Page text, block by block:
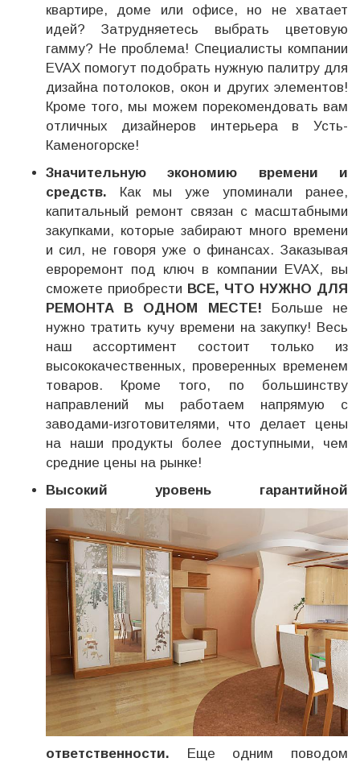
квартире, доме или офисе, но не хватает
идей? Затрудняетесь выбрать цветовую
гамму? Не проблема! Специалисты компании
EVAX помогут подобрать нужную палитру для
дизайна потолоков, окон и других элементов!
Кроме того, мы можем порекомендовать вам
отличных дизайнеров интерьера в Усть-
Каменогорске!
Значительную экономию времени и
средств. Как мы уже упоминали ранее,
капитальный ремонт связан с масштабными
закупками, которые забирают много времени
и сил, не говоря уже о финансах. Заказывая
евроремонт под ключ в компании EVAX, вы
сможете приобрести ВСЕ, ЧТО НУЖНО ДЛЯ
РЕМОНТА В ОДНОМ МЕСТЕ! Больше не
нужно тратить кучу времени на закупку! Весь
наш ассортимент состоит только из
высококачественных, проверенных временем
товаров. Кроме того, по большинству
направлений мы работаем напрямую с
заводами-изготовителями, что делает цены
на наши продукты более доступными, чем
средние цены на рынке!
Высокий уровень гарантийной
ответственности. Еще одним поводом